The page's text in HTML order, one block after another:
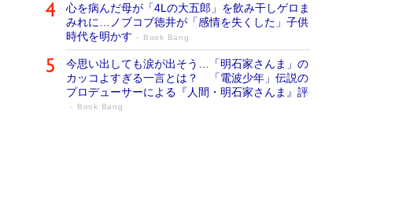
心を病んだ母が「4Lの大五郎」を飲み干しゲロま
みれに…ノブコブ徳井が「感情を失くした」子供
時代を明かす
Book Bang
今思い出しても涙が出そう…「明石家さんま」の
カッコよすぎる一言とは？ 「電波少年」伝説の
プロデューサーによる『人間・明石家さんま』評
Book Bang